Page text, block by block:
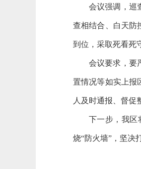
会议强调，巡
查相结合、白天防
到位，采取死看死
会议要求，要
置情况等如实上报
人及时通报、督促
下一步，我区
烧“防火墙”，坚决